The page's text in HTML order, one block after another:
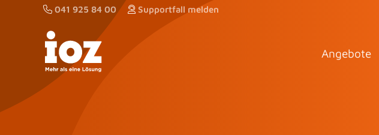
041 925 84 00 Supportfall melden
Angebote